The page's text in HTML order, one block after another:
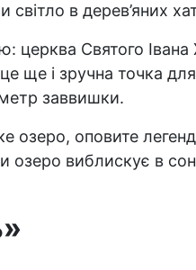
в дерев’яних
церква Святого
ще і зручна точка
заввишки.
озеро, оповите
озеро виблискує в